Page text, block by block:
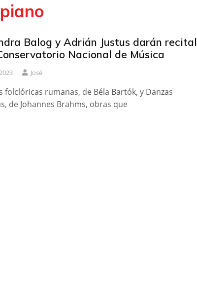
Balog y Adrián Justus darán recital
Nacional de Música
José
folclóricas rumanas, de Béla Bartók, y Danzas
de Johannes Brahms, obras que